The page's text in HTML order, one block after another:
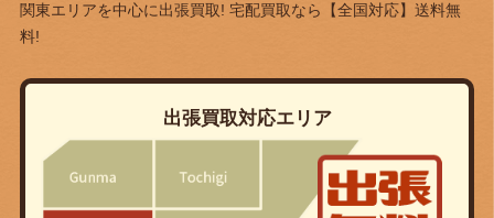
関東エリアを中心に出張買取! 宅配買取なら
【全国対応】送料無
料!
出張買取対応エリア